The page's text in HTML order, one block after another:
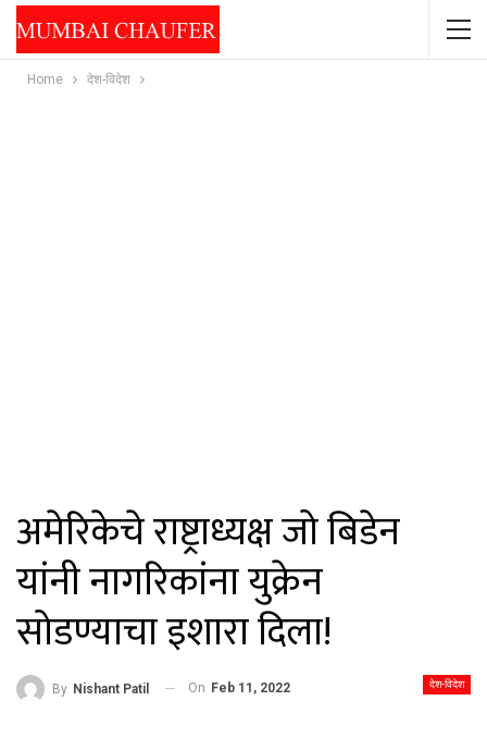
Home देश-विदेश
अमेरिकेचे राष्ट्राध्यक्ष जो बिडेन
यांनी नागरिकांना युक्रेन
सोडण्याचा इशारा दिला!
देश-विदेश
By Nishant Patil On Feb 11, 2022